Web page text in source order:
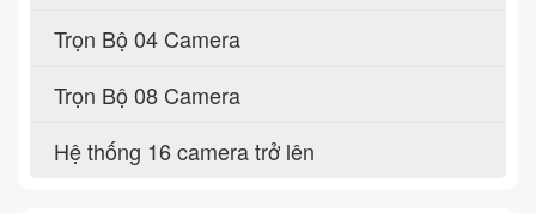
Trọn Bộ 04 Camera
Trọn Bộ 08 Camera
Hệ thống 16 camera trở lên